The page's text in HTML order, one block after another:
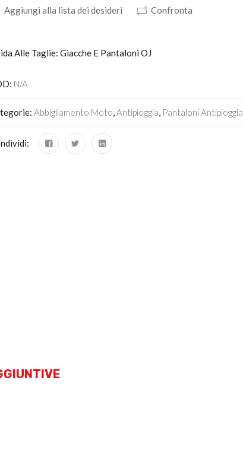
Aggiungi alla lista dei desideri Confronta
Alle Taglie: Giacche E Pantaloni OJ
N/A
Abbigliamento Moto Antipioggia Pantaloni Antipioggia